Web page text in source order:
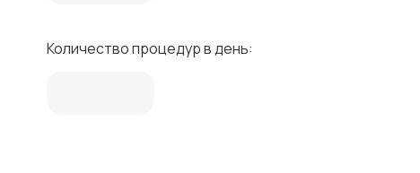
Количество процедур в день: